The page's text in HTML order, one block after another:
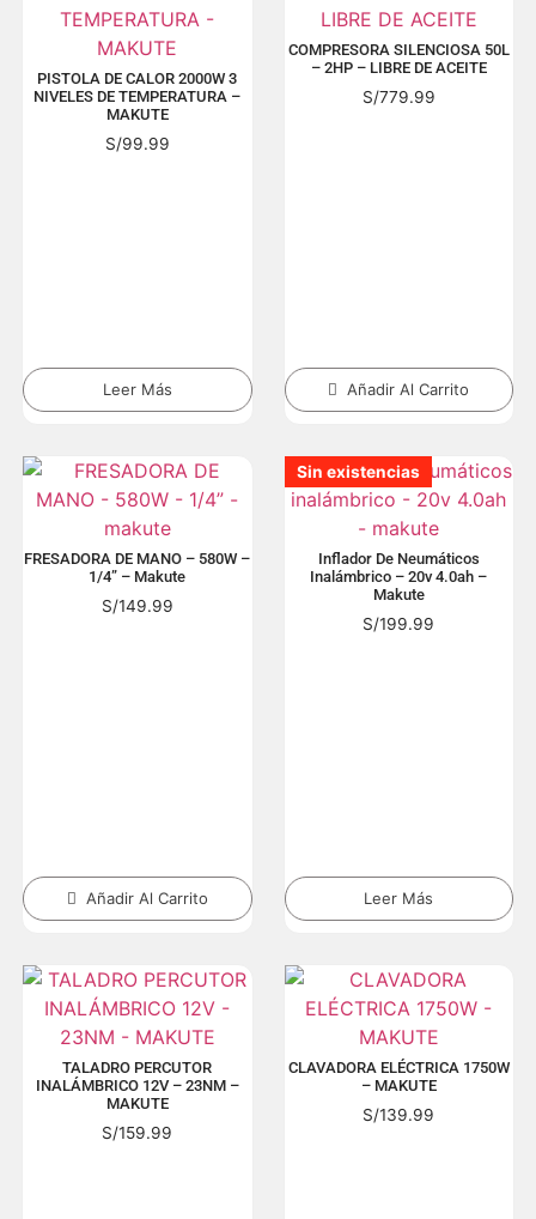
PISTOLA DE CALOR 2000W 3
NIVELES DE TEMPERATURA –
MAKUTE
S/99.99
Leer Más
COMPRESORA SILENCIOSA 50L
– 2HP – LIBRE DE ACEITE
S/779.99
Añadir Al Carrito
FRESADORA DE MANO – 580W –
1/4” – Makute
S/149.99
Añadir Al Carrito
Sin existencias
Sin existencias
Sin existencias
Sin existencias
Sin existencias
Sin existencias
Sin existencias
Sin existencias
Sin existencias
Sin existencias
Sin existencias
Sin existencias
Sin existencias
Sin existencias
Sin existencias
Sin existencias
Sin existencias
Sin existencias
Sin existencias
Sin existencias
Inflador De Neumáticos
Inalámbrico – 20v 4.0ah –
Makute
S/199.99
Leer Más
TALADRO PERCUTOR
INALÁMBRICO 12V – 23NM –
MAKUTE
S/159.99
CLAVADORA ELÉCTRICA 1750W
– MAKUTE
S/139.99